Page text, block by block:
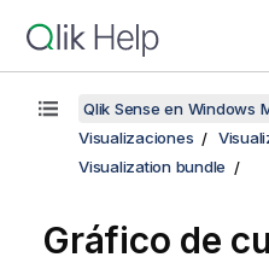
Qlik Sense en Windows
Visualizaciones
Visualization bundle
Gráfico de